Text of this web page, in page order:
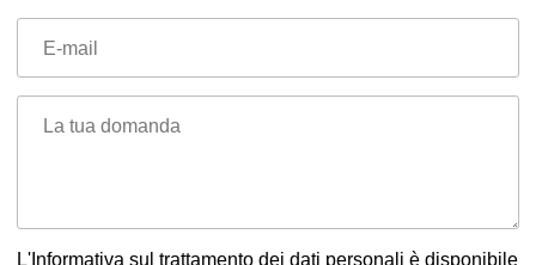
E-mail
La tua domanda
L'Informativa sul trattamento dei dati personali è disponibile